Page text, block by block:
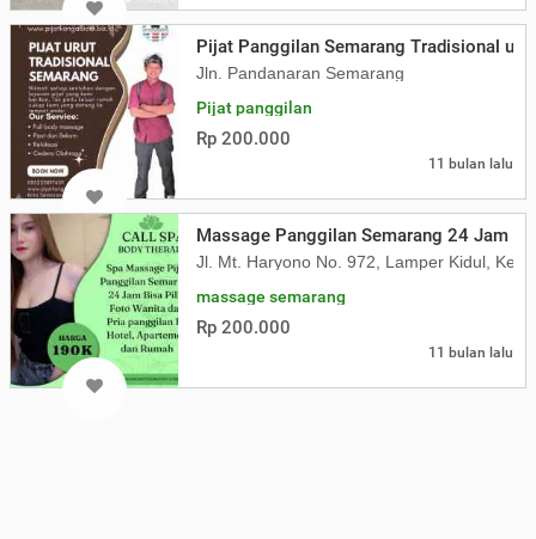
Pijat Panggilan Semarang Tradisional
Jln. Pandanaran Semarang
Pijat panggilan
Rp 200.000
11 bulan lalu
Massage Panggilan Semarang 24 Jam
Jl. Mt. Haryono No. 972, Lamper Kidul,
massage semarang
Rp 200.000
11 bulan lalu